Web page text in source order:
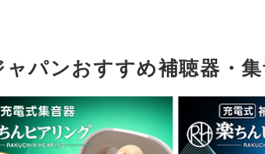
パンおすすめ補聴器・